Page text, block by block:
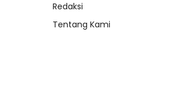
Redaksi
Tentang Kami